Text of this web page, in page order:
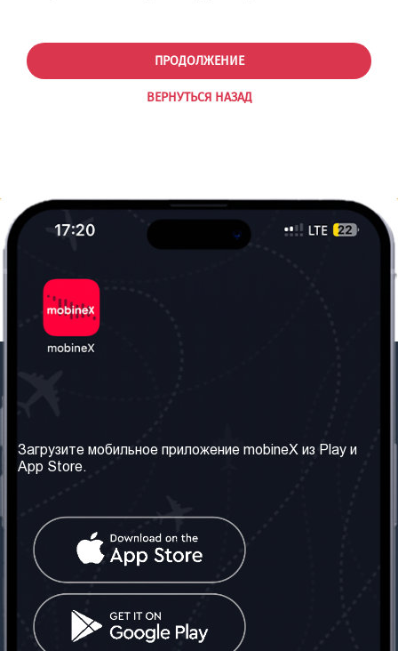
ВЕРНУТЬСЯ НАЗАД
ПРОДОЛЖЕНИЕ
Наши сервисы
Правила и Условия
Часто задаваемые
вопросы
Контакт
Грузия: Тбилиси
Телефон: +442030340050
Социальные сети
Загрузите мобильное приложение mobineX из Play и
App Store.